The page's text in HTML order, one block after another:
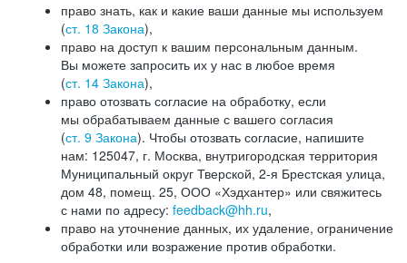
право знать, как и какие ваши данные мы используем
(ст. 18 Закона),
право на доступ к вашим персональным данным.
Вы можете запросить их у нас в любое время
(ст. 14 Закона),
право отозвать согласие на обработку, если
мы обрабатываем данные с вашего согласия
(ст. 9 Закона). Чтобы отозвать согласие, напишите
нам: 125047, г. Москва, внутригородская территория
Муниципальный округ Тверской, 2-я Брестская улица,
дом 48, помещ. 25, ООО «Хэдхантер» или свяжитесь
с нами по адресу: feedback@hh.ru,
право на уточнение данных, их удаление, ограничение
обработки или возражение против обработки.